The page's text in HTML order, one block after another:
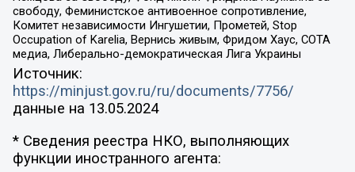
свободу, Феминистское антивоенное сопротивление,
Комитет независимости Ингушетии, Прометей, Stop
Occupation of Karelia, Вернись живым, Фридом Хаус, СОТА
медиа, Либерально-демократическая Лига Украины
Источник:
https://minjust.gov.ru/ru/documents/7756/
данные на 13.05.2024
* Сведения реестра НКО, выполняющих
функции иностранного агента: